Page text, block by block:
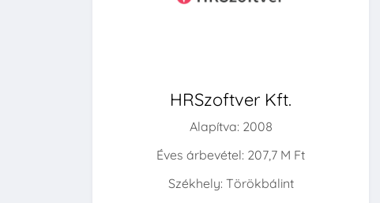
HRSzoftver Kft.
Alapítva: 2008
Éves árbevétel: 207,7 M Ft
Székhely: Törökbálint